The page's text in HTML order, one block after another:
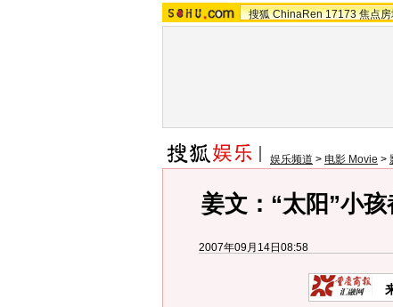
搜狐 ChinaRen 17173 焦点房
娱乐频道 > 电影 Movie >
姜文：“太阳”小
2007年09月14日08:58